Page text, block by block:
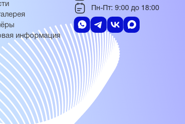
информация
Пн-Пт: 9:00 до 18:00